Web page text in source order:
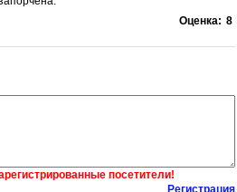
Оценка: 8
посетители!
Регистрация